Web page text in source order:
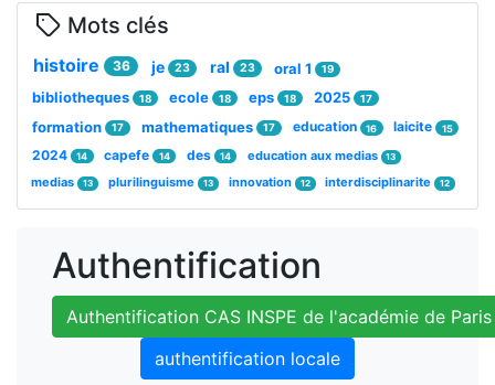
Authentification
Authentification CAS INSPE de l'académie de Paris
authentification locale
Mots clés
histoire 36 je 23 ral 23 oral 1 19
bibliotheques 18 ecole 18 eps 18 2025 17
formation 17 mathematiques 17 education 16 laicite 15
2024 14 capefe 14 des 14 education aux medias 13
medias 13 plurilinguisme 13 innovation 12 interdisciplinarite 12